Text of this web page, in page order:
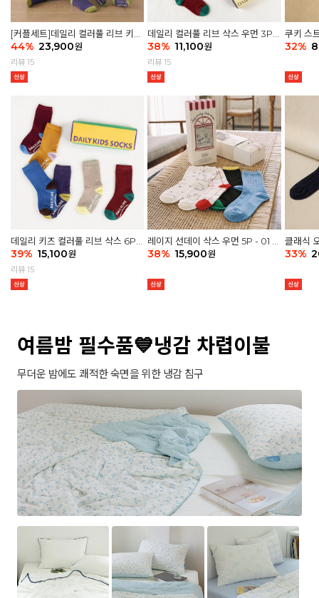
[커플세트]데일리 컬러풀 리브 키즈
6P & 우먼3P 삭스세트
44% 23,900원
리뷰 15
데일리 컬러풀 리브 삭스 우먼 3P
세트
38% 11,100원
리뷰 15
데일리 키즈 컬러풀 리브 삭스 6P -
03 세트
39% 15,100원
리뷰 15
레이지 선데이 삭스 우먼 5P - 01 G
athering
38% 15,900원
쿠키 스
32%
클래식
세트
33%
여름밤 필수품💙냉감 차렵이불
무더운 밤에도 쾌적한 숙면을 위한 냉감 침구